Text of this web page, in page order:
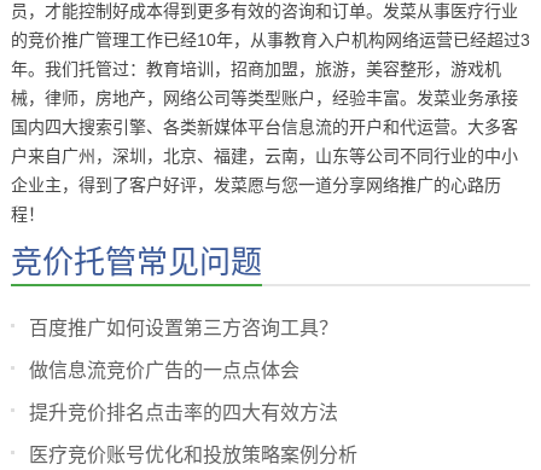
员，才能控制好成本得到更多有效的咨询和订单。发菜从事医疗行业
的竞价推广管理工作已经10年，从事教育入户机构网络运营已经超过3
年。我们托管过：教育培训，招商加盟，旅游，美容整形，游戏机
械，律师，房地产，网络公司等类型账户，经验丰富。发菜业务承接
国内四大搜索引擎、各类新媒体平台信息流的开户和代运营。大多客
户来自广州，深圳，北京、福建，云南，山东等公司不同行业的中小
企业主，得到了客户好评，发菜愿与您一道分享网络推广的心路历
程！
竞价托管常见问题
百度推广如何设置第三方咨询工具？
做信息流竞价广告的一点点体会
提升竞价排名点击率的四大有效方法
医疗竞价账号优化和投放策略案例分析